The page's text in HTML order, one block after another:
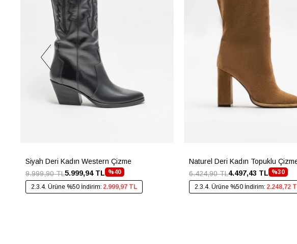
Siyah Deri Kadın Western Çizme
%40
5.999,94 TL
9.999,90 TL
2.3.4. Ürüne %50 İndirim: 2.999,97 TL
Naturel Deri Kadın Topuklu
%30
4.497,43 TL
6.424,90 TL
2.3.4. Ürüne %50 İndirim: 2.248,72